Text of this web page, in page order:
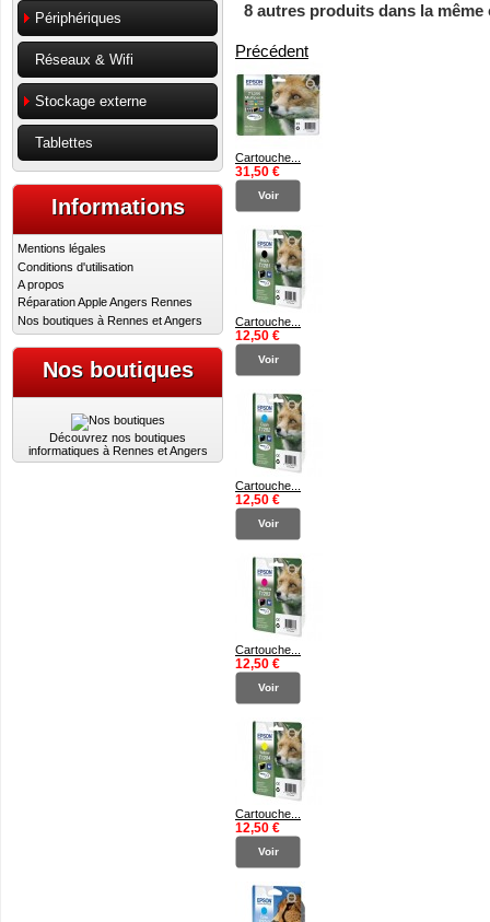
Périphériques
Réseaux & Wifi
Stockage externe
Tablettes
Informations
Mentions légales
Conditions d'utilisation
A propos
Réparation Apple Angers Rennes
Nos boutiques à Rennes et Angers
Nos boutiques
Découvrez nos boutiques
informatiques à Rennes et Angers
8 autres produits dans la même
Précédent
Cartouche...
31,50 €
Voir
Cartouche...
12,50 €
Voir
Cartouche...
12,50 €
Voir
Cartouche...
12,50 €
Voir
Cartouche...
12,50 €
Voir